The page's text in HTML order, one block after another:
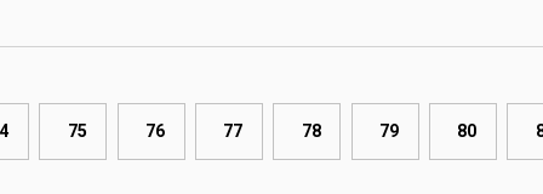
75 76 77 78 79 80